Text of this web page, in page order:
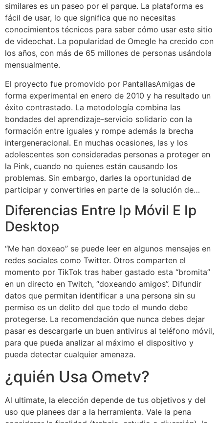
similares es un paseo por el parque. La plataforma es
fácil de usar, lo que significa que no necesitas
conocimientos técnicos para saber cómo usar este sitio
de videochat. La popularidad de Omegle ha crecido con
los años, con más de 65 millones de personas usándola
mensualmente.
El proyecto fue promovido por PantallasAmigas de
forma experimental en enero de 2010 y ha resultado un
éxito contrastado. La metodología combina las
bondades del aprendizaje-servicio solidario con la
formación entre iguales y rompe además la brecha
intergeneracional. En muchas ocasiones, las y los
adolescentes son consideradas personas a proteger en
la Pink, cuando no quienes están causando los
problemas. Sin embargo, darles la oportunidad de
participar y convertirles en parte de la solución de…
Diferencias Entre Ip Móvil E Ip
Desktop
“Me han doxeao” se puede leer en algunos mensajes en
redes sociales como Twitter. Otros comparten el
momento por TikTok tras haber gastado esta “bromita”
en un directo en Twitch, “doxeando amigos”. Difundir
datos que permitan identificar a una persona sin su
permiso es un delito del que todo el mundo debe
protegerse. La recomendación que nunca debes dejar
pasar es descargarle un buen antivirus al teléfono móvil,
para que pueda analizar al máximo el dispositivo y
pueda detectar cualquier amenaza.
¿quién Usa Ometv?
Al ultimate, la elección depende de tus objetivos y del
uso que planees dar a la herramienta. Vale la pena